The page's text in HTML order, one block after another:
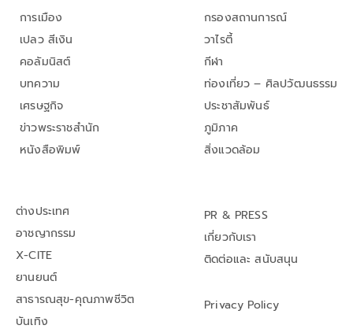
การเมือง
เปลว สีเงิน
คอลัมนิสต์
บทความ
เศรษฐกิจ
ข่าวพระราชสำนัก
หนังสือพิมพ์
กรองสถานการณ์
วาไรตี้
กีฬา
ท่องเที่ยว – ศิลปวัฒนธรรม
ประชาสัมพันธ์
ภูมิภาค
สิ่งแวดล้อม
ต่างประเทศ
อาชญากรรม
X-CITE
ยานยนต์
สาธารณสุข-คุณภาพชีวิต
บันเทิง
PR & PRESS
เกี่ยวกับเรา
ติดต่อและ สนับสนุน
Privacy Policy